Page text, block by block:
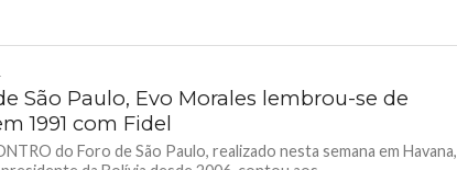
São Paulo, Evo Morales lembrou-se de
1991 com Fidel
do Foro de São Paulo, realizado nesta semana em Havana,